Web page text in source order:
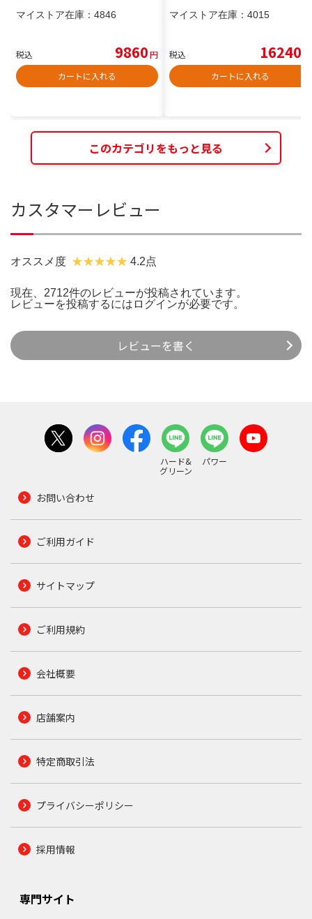
マイストア在庫： 4846
税込 9860円
カートに入れる
マイストア在庫： 4015
税込 16240
カートに入れる
このカテゴリをもっと見る
カスタマーレビュー
オススメ度 4.2点
現在、2712件のレビューが投稿されています。
レビューを投稿するには ログインが必要です。
レビューを書く
ハード&
グリーン
パワー
お問い合わせ
ご利用ガイド
サイトマップ
ご利用規約
会社概要
店舗案内
特定商取引法
プライバシーポリシー
採用情報
専門サイト